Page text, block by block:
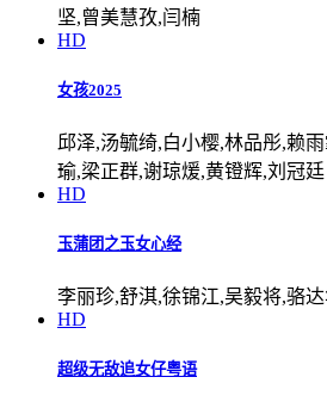
坚,曾美慧孜,闫楠
HD
女孩2025
邱泽,汤毓绮,白小樱,林品彤,赖
瑜,梁正群,谢琼煖,黄镫辉,刘冠廷
HD
玉蒲团之玉女心经
李丽珍,舒淇,徐锦江,吴毅将,骆
HD
超级无敌追女仔粤语